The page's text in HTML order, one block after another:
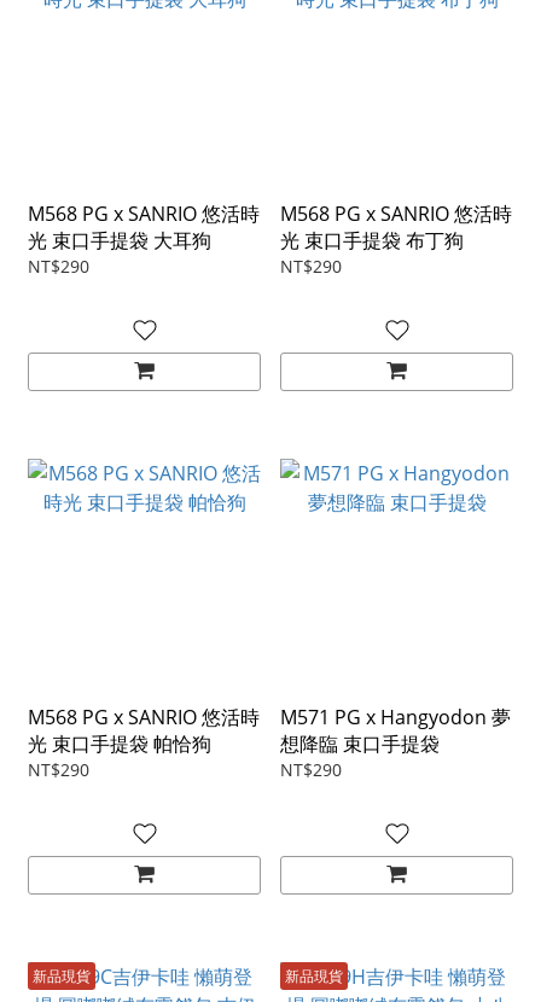
M568 PG x SANRIO 悠活時
光 束口手提袋 大耳狗
NT$290
M568 PG x SANRIO 悠活時
光 束口手提袋 布丁狗
NT$290
M568 PG x SANRIO 悠活時
光 束口手提袋 帕恰狗
NT$290
M571 PG x Hangyodon 夢
想降臨 束口手提袋
NT$290
新品現貨 新品現貨